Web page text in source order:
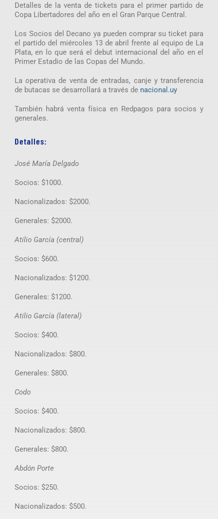
Detalles de la venta de tickets para el primer partido de
Copa Libertadores del año en el Gran Parque Central.
Los Socios del Decano ya pueden comprar su ticket para
el partido del miércoles 13 de abril frente al equipo de La
Plata, en lo que será el debut internacional del año en el
Primer Estadio de las Copas del Mundo.
La operativa de venta de entradas, canje y transferencia
de butacas se desarrollará a través de nacional.uy
También habrá venta física en Redpagos para socios y
generales.
Detalles:
José María Delgado
Socios: $1000.
Nacionalizados: $2000.
Generales: $2000.
Atilio García (central)
Socios: $600.
Nacionalizados: $1200.
Generales: $1200.
Atilio García (lateral)
Socios: $400.
Nacionalizados: $800.
Generales: $800.
Codo
Socios: $400.
Nacionalizados: $800.
Generales: $800.
Abdón Porte
Socios: $250.
Nacionalizados: $500.